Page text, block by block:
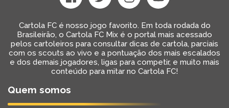
Cartola FC é nosso jogo favorito. Em toda rodada do
Brasileirão, o Cartola FC Mix é o portal mais acessado
pelos cartoleiros para consultar dicas de cartola, parciais
com os scouts ao vivo e a pontuação dos mais escalados
e dos demais jogadores, ligas para competir, e muito mais
conteúdo para mitar no Cartola FC!
Quem somos